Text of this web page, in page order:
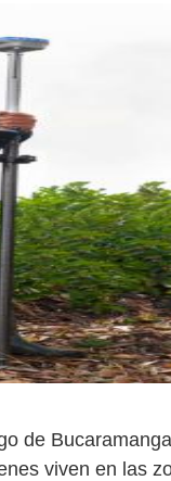
de
viven en las